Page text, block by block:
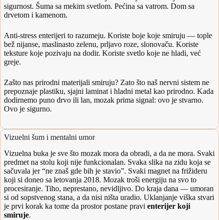
sigurnost. Šuma sa mekim svetlom. Pećina sa vatrom. Dom sa
drvetom i kamenom.
Anti-stress enterijeri to razumeju. Koriste boje koje smiruju — tople
bež nijanse, maslinasto zelenu, prljavo roze, slonovaču. Koriste
teksture koje pozivaju na dodir. Koriste svetlo koje ne hladi, već
greje.
Zašto nas prirodni materijali smiruju? Zato što naš nervni sistem ne
prepoznaje plastiku, sjajni laminat i hladni metal kao prirodno. Kada
dodirnemo puno drvo ili lan, mozak prima signal: ovo je stvarno.
Ovo je sigurno.
Vizuelni šum i mentalni umor
Vizuelna buka je sve što mozak mora da obradi, a da ne mora. Svaki
predmet na stolu koji nije funkcionalan. Svaka slika na zidu koja se
sačuvala jer “ne znaš gde bih je stavio”. Svaki magnet na frižideru
koji si doneo sa letovanja 2018. Mozak troši energiju na svo to
procesiranje. Tiho, neprestano, nevidljivo. Do kraja dana — umoran
si od sopstvenog stana, a da nisi ništa uradio. Uklanjanje viška stvari
je prvi korak ka tome da prostor postane pravienterijer koji
smiruje.